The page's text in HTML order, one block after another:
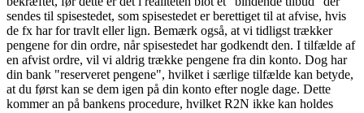
sendes til spisestedet, som spisestedet er berettiget til at afvise, hvis
de fx har for travlt eller lign. Bemærk også, at vi tidligst trækker
pengene for din ordre, når spisestedet har godkendt den. I tilfælde af
en afvist ordre, vil vi aldrig trække pengene fra din konto. Dog har
din bank "reserveret pengene", hvilket i særlige tilfælde kan betyde,
at du først kan se dem igen på din konto efter nogle dage. Dette
kommer an på bankens procedure, hvilket R2N ikke kan holdes